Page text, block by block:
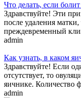
Что делать, если
Здравствуйте! Эти
после удаления
преждевременный
admin
Как узнать, в каком
Здравствуйте! Если
отсутствует, то
яичнике. Количество
admin